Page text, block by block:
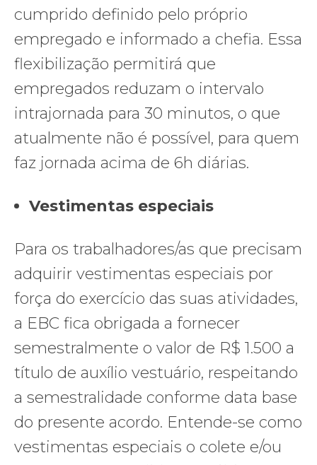
cumprido definido pelo próprio
empregado e informado a chefia. Essa
flexibilização permitirá que
empregados reduzam o intervalo
intrajornada para 30 minutos, o que
atualmente não é possível, para quem
faz jornada acima de 6h diárias.
Vestimentas especiais
Para os trabalhadores/as que precisam
adquirir vestimentas especiais por
força do exercício das suas atividades,
a EBC fica obrigada a fornecer
semestralmente o valor de R$ 1.500 a
título de auxílio vestuário, respeitando
a semestralidade conforme data base
do presente acordo. Entende-se como
vestimentas especiais o colete e/ou